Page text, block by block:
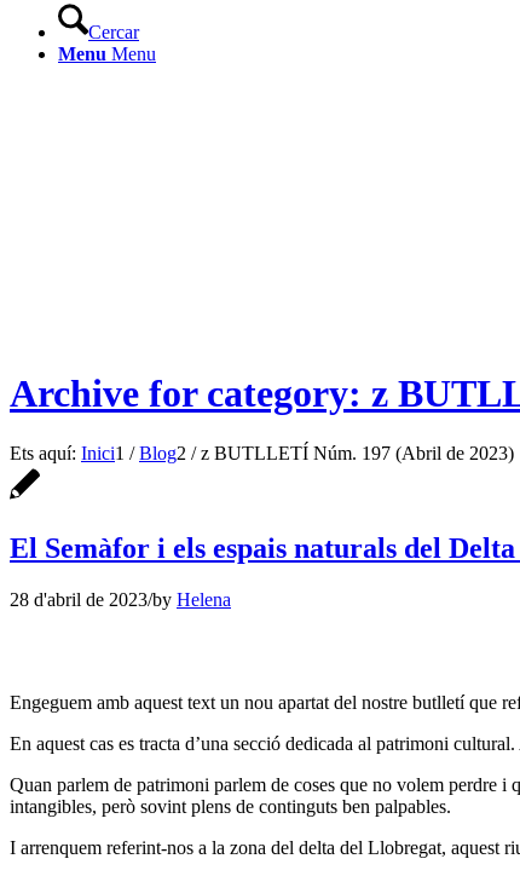
Cercar
Menu Menu
Archive for category: z
Ets aquí: Inici1 / Blog2 / z BUTLLETÍ Núm. 197 (Abril de 2023)
El Semàfor i els espais naturals del
28 d'abril de 2023/by Helena
Engeguem amb aquest text un nou apartat del nostre butlletí que
En aquest cas es tracta d’una secció dedicada al patrimoni
Quan parlem de patrimoni parlem de coses que no volem perdre
intangibles, però sovint plens de continguts ben palpables.
I arrenquem referint-nos a la zona del delta del Llobregat, aquest